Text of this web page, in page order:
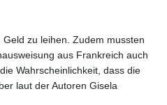
zu leihen. Zudem mussten
aus Frankreich auch
Wahrscheinlichkeit, dass die
laut der Autoren Gisela